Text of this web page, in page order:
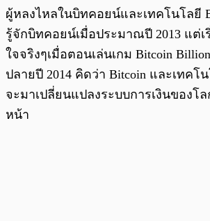
ผู้หลงไหลในบิทคอยน์และเทคโนโลยี
รู้จักบิทคอยน์เมื่อประมาณปี 2013 แต่
ใจจริงๆเมื่อตอนเล่นเกม Bitcoin
ปลายปี 2014 คิดว่า Bitcoin และเทคโน
จะมาเปลี่ยนแปลงระบบการเงินของโ
หน้า